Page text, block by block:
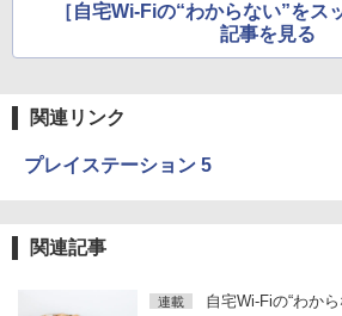
［自宅Wi-Fiの“わからない”をス
記事を見る
関連リンク
プレイステーション 5
関連記事
連載 自宅Wi-Fiの“わか